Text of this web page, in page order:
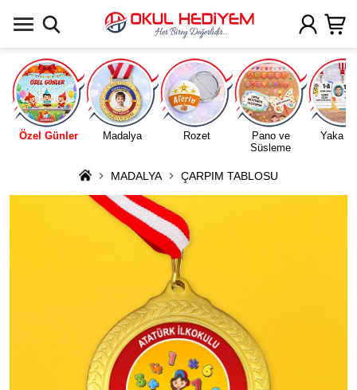
Özel Günler Madalya Rozet
Pano ve
Süsleme
Yaka
MADALYA ÇARPIM TABLOSU
Uygulamada Aç